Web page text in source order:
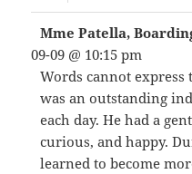
Mme Patella,
09-09 @ 10:15 pm
Words cannot express
was an outstanding
each day. He had a
curious, and happy.
learned to become